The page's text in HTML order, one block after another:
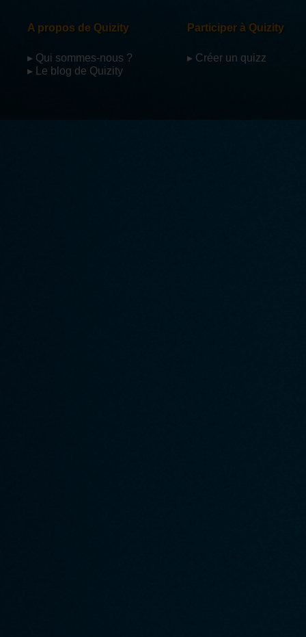
A propos de Quizity
▸ Qui sommes-nous ?
▸ Le blog de Quizity
Participer à Quizity
▸ Créer un quizz